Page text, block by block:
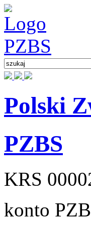
Polski
PZBS
KRS
konto